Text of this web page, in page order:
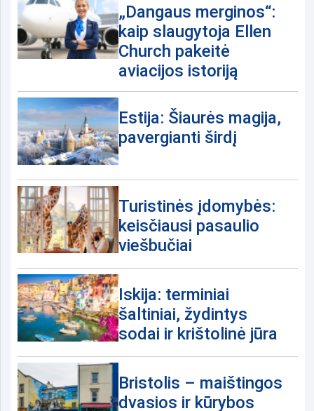
„Dangaus merginos“:
kaip slaugytoja Ellen
Church pakeitė
aviacijos istoriją
Estija: Šiaurės magija,
pavergianti širdį
Turistinės įdomybės:
keisčiausi pasaulio
viešbučiai
Iskija: terminiai
šaltiniai, žydintys
sodai ir krištolinė jūra
Bristolis – maištingos
dvasios ir kūrybos